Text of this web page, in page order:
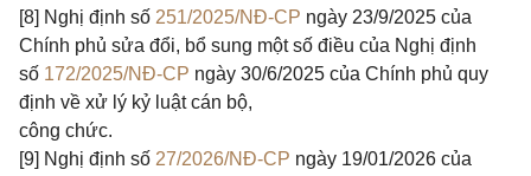
[8] Nghị định số 251/2025/NĐ-CP ngày 23/9/2025 của
Chính phủ sửa đổi, bổ sung một số điều của Nghị định
số 172/2025/NĐ-CP ngày 30/6/2025 của Chính phủ quy
định về xử lý kỷ luật cán bộ,
công chức.
[9] Nghị định số 27/2026/NĐ-CP ngày 19/01/2026 của